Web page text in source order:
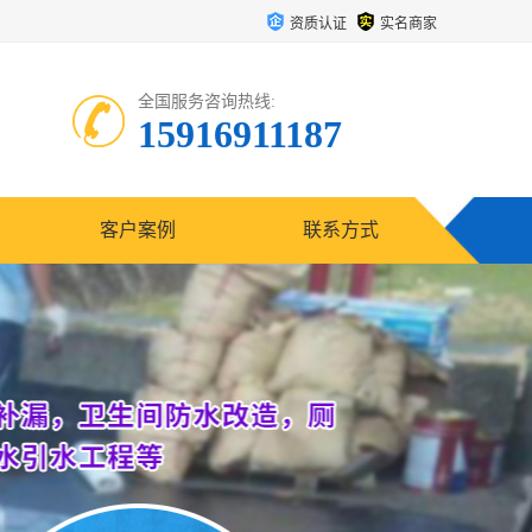
资质认证 实名商家
全国服务咨询热线:
15916911187
客户案例 联系方式